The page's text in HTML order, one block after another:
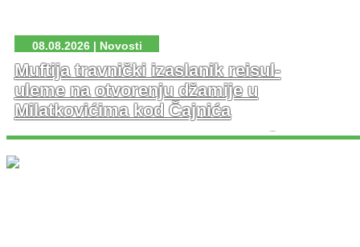
08.08.2026 | Novosti
Muftija travnički izaslanik reisul-
uleme na otvorenju džamije u
Milatkovićima kod Čajnića
U prisustvu velikog broja vjernika danas je u džematu
Milatkovići kod Čajniča svečano otvorena džamija koja
je porušena 1943. godine tokom Drugog svjetskog rata.